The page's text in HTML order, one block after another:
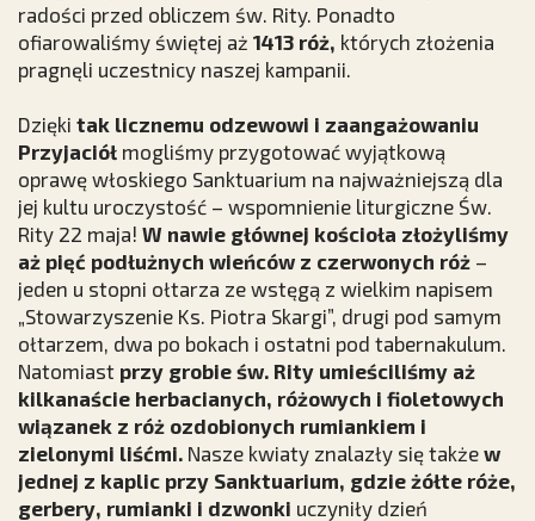
radości przed obliczem św. Rity. Ponadto
ofiarowaliśmy świętej aż 1413 róż, których złożenia
pragnęli uczestnicy naszej kampanii.
Dzięki tak licznemu odzewowi i zaangażowaniu
Przyjaciół mogliśmy przygotować wyjątkową
oprawę włoskiego Sanktuarium na najważniejszą dla
jej kultu uroczystość – wspomnienie liturgiczne Św.
Rity 22 maja! W nawie głównej kościoła złożyliśmy
aż pięć podłużnych wieńców z czerwonych róż –
jeden u stopni ołtarza ze wstęgą z wielkim napisem
„Stowarzyszenie Ks. Piotra Skargi”, drugi pod samym
ołtarzem, dwa po bokach i ostatni pod tabernakulum.
Natomiast przy grobie św. Rity umieściliśmy aż
kilkanaście herbacianych, różowych i fioletowych
wiązanek z róż ozdobionych rumiankiem i
zielonymi liśćmi. Nasze kwiaty znalazły się także w
jednej z kaplic przy Sanktuarium, gdzie żółte róże,
gerbery, rumianki i dzwonki uczyniły dzień